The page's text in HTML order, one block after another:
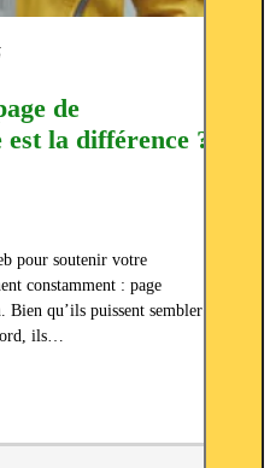
de
la différence ?
pour soutenir votre
constamment : page
Bien qu’ils puissent sembler
ils…